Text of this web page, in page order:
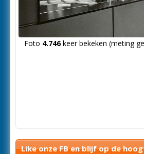
Foto 4.746keer bekeken (meting
Like onze FB en blijf op de